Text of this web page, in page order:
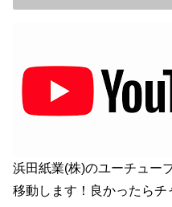
浜田紙業(株)のユーチュー
移動します！良かったらチ